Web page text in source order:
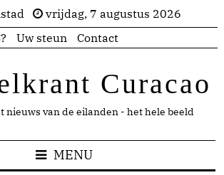
vrijdag, 7 augustus 2026
Uw steun Contact
Curacao
nieuws van de eilanden - het hele beeld
MENU